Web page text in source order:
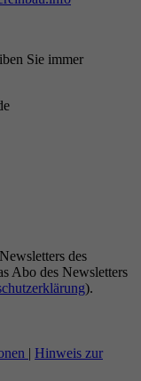
Sie immer
des
Abo des Newsletters
).
| Hinweis zur